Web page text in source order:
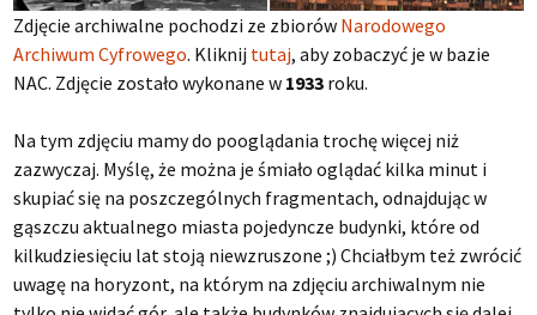
Zdjęcie archiwalne pochodzi ze zbiorów Narodowego
Archiwum Cyfrowego. Kliknij tutaj, aby zobaczyć je w bazie
NAC. Zdjęcie zostało wykonane w 1933 roku.
Na tym zdjęciu mamy do pooglądania trochę więcej niż
zazwyczaj. Myślę, że można je śmiało oglądać kilka minut i
skupiać się na poszczególnych fragmentach, odnajdując w
gąszczu aktualnego miasta pojedyncze budynki, które od
kilkudziesięciu lat stoją niewzruszone ;) Chciałbym też zwrócić
uwagę na horyzont, na którym na zdjęciu archiwalnym nie